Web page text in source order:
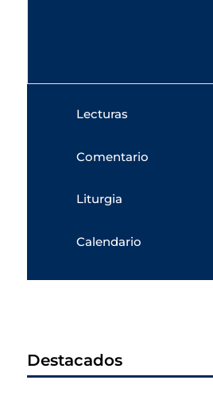
Lecturas
Comentario
Liturgia
Calendario
Destacados